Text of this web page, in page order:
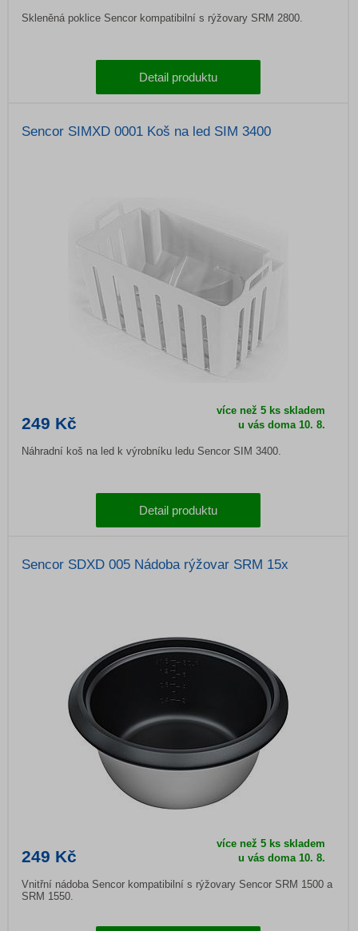
Skleněná poklice Sencor kompatibilní s rýžovary SRM 2800.
Detail produktu
Sencor SIMXD 0001 Koš na led SIM 3400
249 Kč
více než 5 ks skladem
u vás doma10. 8.
Náhradní koš na led k výrobníku ledu Sencor SIM 3400.
Detail produktu
Sencor SDXD 005 Nádoba rýžovar SRM 15x
249 Kč
více než 5 ks skladem
u vás doma10. 8.
Vnitřní nádoba Sencor kompatibilní s rýžovary Sencor SRM 1500 a
SRM 1550.